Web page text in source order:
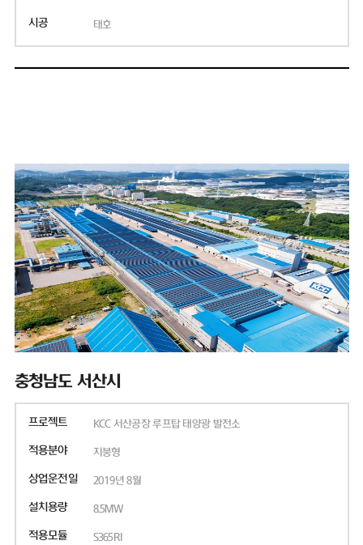
시공 태호
충청남도 서산시
프로젝트 KCC 서산공장 루프탑 태양광 발전소
적용분야 지붕형
상업운전일 2019년 8월
설치용량 8.5MW
적용모듈 S365RI